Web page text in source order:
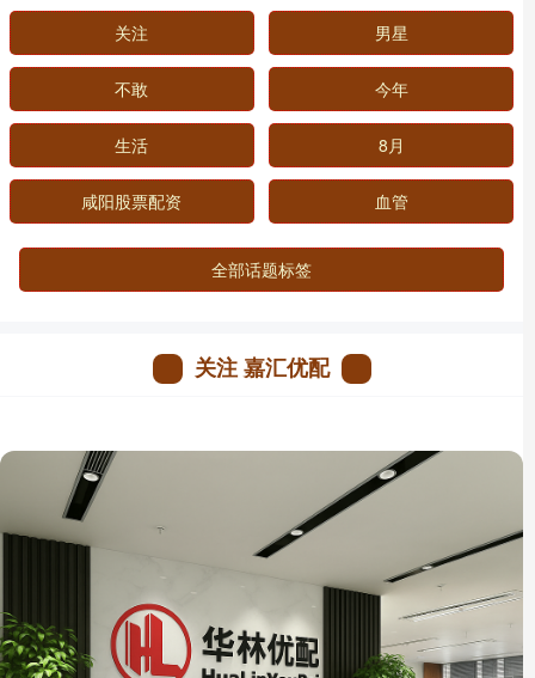
关注 男星
不敢 今年
生活 8月
咸阳股票配资 血管
全部话题标签
关注 嘉汇优配